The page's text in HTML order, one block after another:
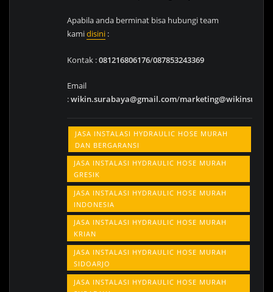
Apabila anda berminat bisa hubungi team
kamidisini :
Kontak :081216806176/087853243369
Email
:wikin.surabaya@gmail.com/
JASA INSTALASI HYDRAULIC HOSE MURAH
DAN BERGARANSI
JASA INSTALASI HYDRAULIC HOSE MURAH
GRESIK
JASA INSTALASI HYDRAULIC HOSE MURAH
INDONESIA
JASA INSTALASI HYDRAULIC HOSE MURAH
KRIAN
JASA INSTALASI HYDRAULIC HOSE MURAH
SIDOARJO
JASA INSTALASI HYDRAULIC HOSE MURAH